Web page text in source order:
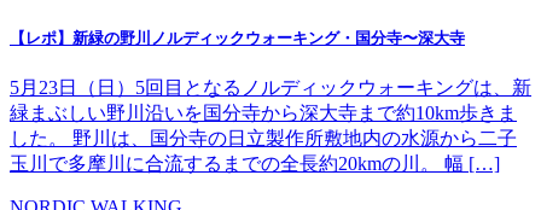
【レポ】新緑の野川ノルディックウォーキング・国分寺〜深大寺
5月23日（日）5回目となるノルディックウォーキングは、新
緑まぶしい野川沿いを国分寺から深大寺まで約10km歩きま
した。 野川は、国分寺の日立製作所敷地内の水源から二子
玉川で多摩川に合流するまでの全長約20kmの川。 幅 […]